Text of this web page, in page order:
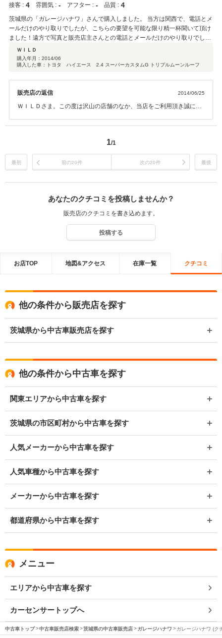
接客 : 4 雰囲気 : ‐ アフター : ‐ 品質 : 4
茨城県の「ガレージハナワ」さんで購入しました。 当方は関西で、電話とメ
ールだけのやり取りでしたが、こちらの要望を可能な限り精一杯聞いて頂け
ました！遠方で写真と販売店主さんとの電話とメールだけのやり取りでした
が、気持ち良く納車まで済みました。 関東にも友人が多いので、勧めたい店
舗です。 また、次も購入する際には、一番に問い合わせてみようと思いま
す。
ＷＩＬＤ
購入年月： 2014/06
購入した車：トヨタ ハイエース 2.4 スーパーカスタムG トリプルムーンルーフ
販売店の返信 2014/06/25
ＷＩＬＤさま。この度は沢山の店舗のなか、当店をご利用頂き誠にあ
のが残念です。アフターサービスも出来ないですが、何かありました
には、たっぷりサービスいたしますので、宜しくお願い致します。
1/1
最初 前の20件 次の20件 最後
あなたのクチコミを投稿しませんか？
販売店のクチコミを書き込めます。
投稿する
お店TOP 地図&アクセス 在庫一覧 クチコミ
他の条件から販売店を探す
茨城県から中古車販売店を探す
他の条件から中古車を探す
関東エリアから中古車を探す
茨城県の市区町村から中古車を探す
人気メーカーから中古車を探す
人気車種から中古車を探す
メーカーから中古車を探す
都道府県から中古車を探す
メニュー
エリアから中古車を探す
カーセンサートップへ
中古車トップ 中古車販売店検索 茨城県の中古車販売店 ガレージハナワ ガレージハナワ (ク